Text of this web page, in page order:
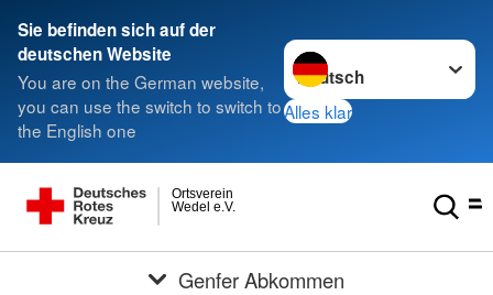
Sie befinden sich auf der
deutschen Website
You are on the German website,
you can use the switch to switch to
the English one
Sprache wechseln zu
Alles klar
Wedel e.V.
Ortsverein
Genfer Abkommen